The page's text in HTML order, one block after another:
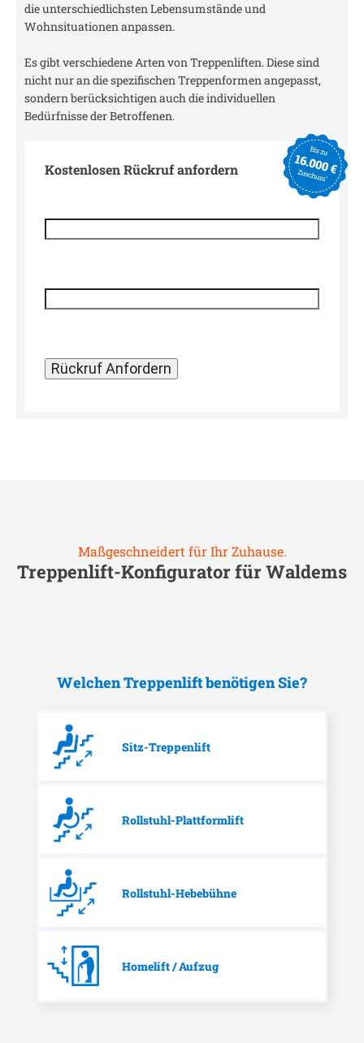
die unterschiedlichsten Lebensumstände und
Wohnsituationen anpassen.
Es gibt verschiedene Arten von Treppenliften. Diese sind
nicht nur an die spezifischen Treppenformen angepasst,
sondern berücksichtigen auch die individuellen
Bedürfnisse der Betroffenen.
Kostenlosen Rückruf anfordern
Maßgeschneidert für Ihr Zuhause.
Treppenlift-Konfigurator fürWaldems
Welchen Treppenlift benötigen Sie?
Sitz-Treppenlift
Rollstuhl-Plattformlift
Rollstuhl-Hebebühne
Homelift / Aufzug